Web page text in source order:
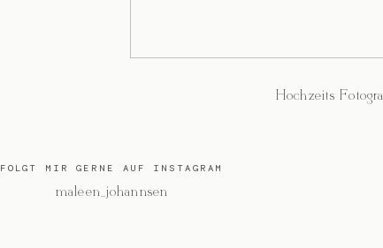
Hochzeits
FOLGT MIR GERNE AUF INSTAGRAM
@maleen_johannsen